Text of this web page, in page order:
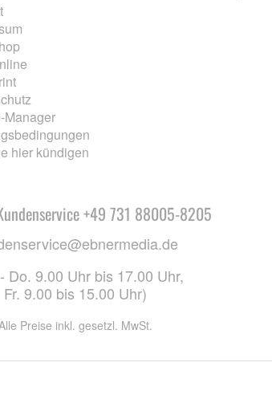
Manager
hier kündigen
+49 731 88005-8205
Do. 9.00 Uhr bis 17.00 Uhr,
Fr. 9.00 bis 15.00 Uhr)
Preise inkl. gesetzl. MwSt.